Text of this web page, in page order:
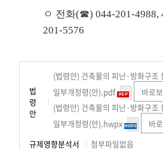
ㅇ 전화(☎) 044-201-4988,
201-5576
법
령
안
(법령안) 건축물의 피난·방화구조
일부개정령(안).pdf
바로
(법령안) 건축물의 피난·방화구조
일부개정령(안).hwpx
바
규제영향분석서
첨부파일없음